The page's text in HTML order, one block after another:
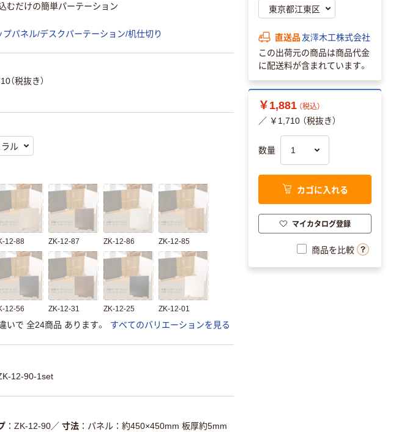
むだけの簡単パーテーション
プパネル/デスクパーテーション/机仕切り
（税抜き）
12-88 ZK-12-87 ZK-12-86 ZK-12-85
12-56 ZK-12-31 ZK-12-25 ZK-12-01
違いで 全24商品 あります。
すべてのバリエーションを見る
12-90-1set
ZK-12-90／ 寸法
パネル：約450×450mm 板厚約5mm
直送品 友澤木工株式会社
この出荷元の商品は商品代金
に配送料が含まれています。
￥1,881 （税込）
／ ￥1,710 （税抜き）
数量
カゴに入れる
マイカタログ登録
商品を比較